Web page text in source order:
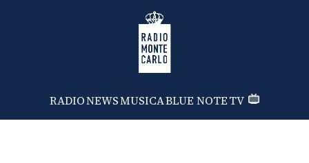
Radio Monte Carlo
RADIONEWSMUSICABLUE NOTETV